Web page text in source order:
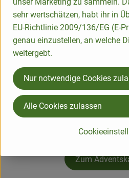
Käsekiste Trio im Shop
Grünländer
Läuft noch bis zum 24.12.: Der
mit tollen Überraschungen hinter
Mitmachen lohnt sich!
Zum
sehr wertschätzen, habt ihr in
EU-Richtlinie 2009/136/EG (E-
genau einzustellen, an welche
weitergebt.
Nur notwendige Cookies
Alle Cookies zulassen